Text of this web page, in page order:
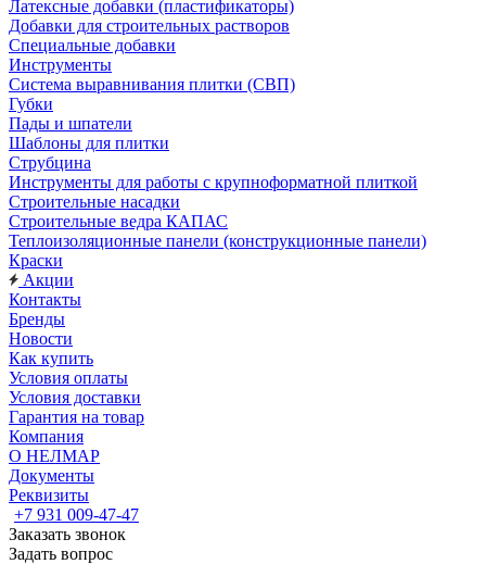
Латексные добавки (пластификаторы)
Добавки для строительных растворов
Специальные добавки
Инструменты
Система выравнивания плитки (СВП)
Губки
Пады и шпатели
Шаблоны для плитки
Струбцина
Инструменты для работы с крупноформатной плиткой
Строительные насадки
Строительные ведра КАПАС
Теплоизоляционные панели (конструкционные панели)
Краски
Акции
Контакты
Бренды
Новости
Как купить
Условия оплаты
Условия доставки
Гарантия на товар
Компания
О НЕЛМАР
Документы
Реквизиты
+7 931 009-47-47
Заказать звонок
Задать вопрос